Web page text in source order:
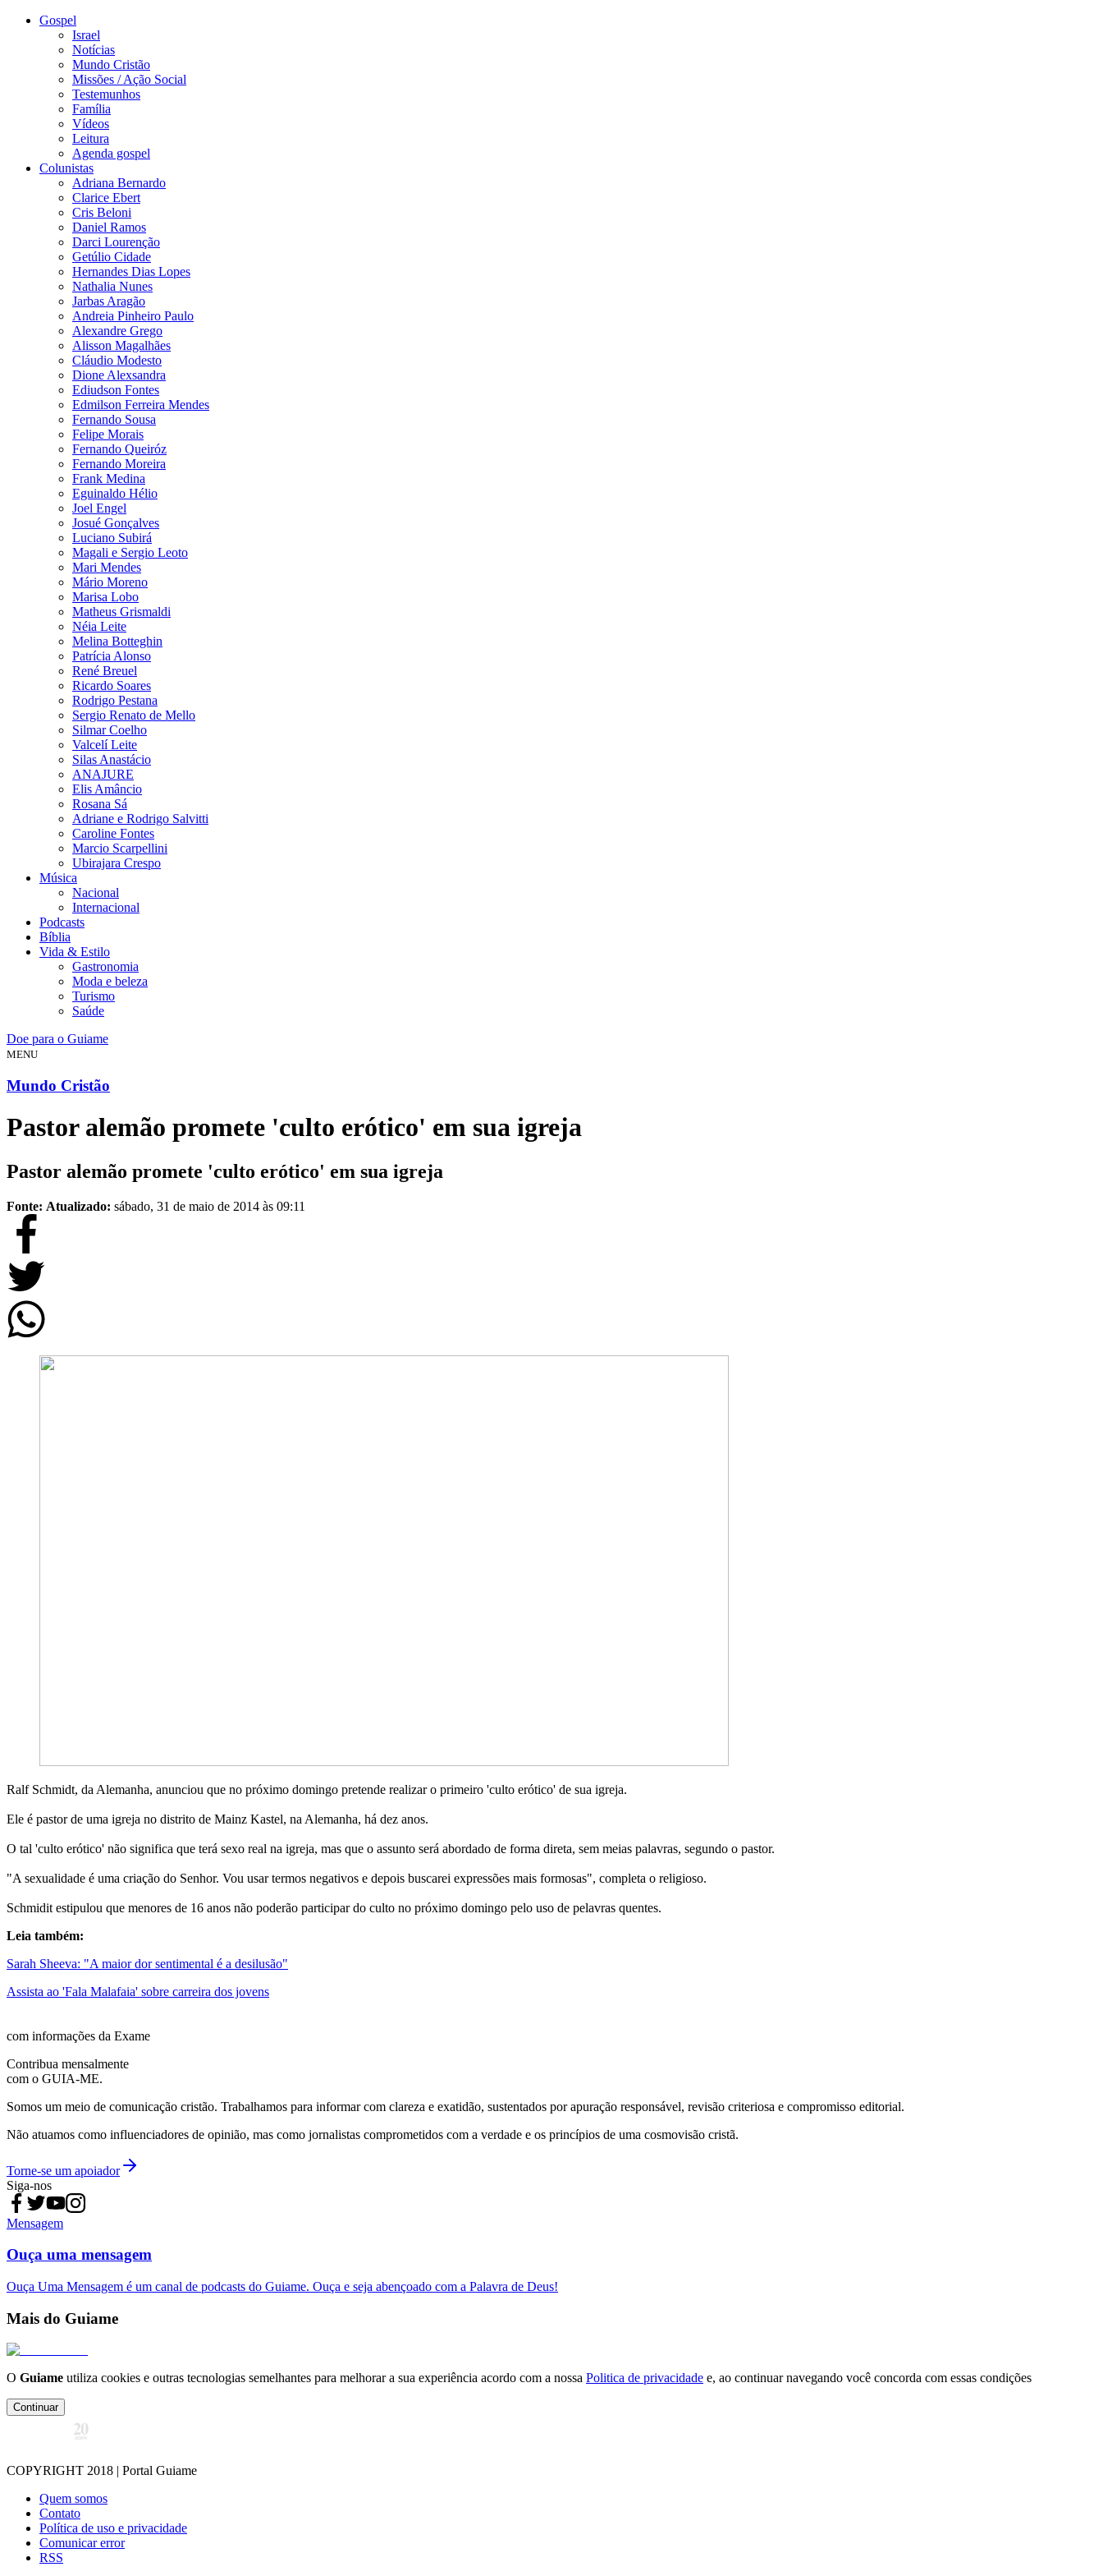
Gospel
Israel
Notícias
Mundo Cristão
Missões / Ação Social
Testemunhos
Família
Vídeos
Leitura
Agenda gospel
Colunistas
Adriana Bernardo
Clarice Ebert
Cris Beloni
Daniel Ramos
Darci Lourenção
Getúlio Cidade
Hernandes Dias Lopes
Nathalia Nunes
Jarbas Aragão
Andreia Pinheiro Paulo
Alexandre Grego
Alisson Magalhães
Cláudio Modesto
Dione Alexsandra
Ediudson Fontes
Edmilson Ferreira Mendes
Fernando Sousa
Felipe Morais
Fernando Queiróz
Fernando Moreira
Frank Medina
Eguinaldo Hélio
Joel Engel
Josué Gonçalves
Luciano Subirá
Magali e Sergio Leoto
Mari Mendes
Mário Moreno
Marisa Lobo
Matheus Grismaldi
Néia Leite
Melina Botteghin
Patrícia Alonso
René Breuel
Ricardo Soares
Rodrigo Pestana
Sergio Renato de Mello
Silmar Coelho
Valcelí Leite
Silas Anastácio
ANAJURE
Elis Amâncio
Rosana Sá
Adriane e Rodrigo Salvitti
Caroline Fontes
Marcio Scarpellini
Ubirajara Crespo
Música
Nacional
Internacional
Podcasts
Bíblia
Vida & Estilo
Gastronomia
Moda e beleza
Turismo
Saúde
Doe para o Guiame
MENU
Mundo Cristão
Pastor alemão promete 'culto erótico' em sua igreja
Pastor alemão promete 'culto erótico' em sua igreja
Fonte: Atualizado: sábado, 31 de maio de 2014 às 09:11
Ralf Schmidt, da Alemanha, anunciou que no próximo domingo pretende realizar o primeiro 'culto erótico' de sua igreja.
Ele é pastor de uma igreja no distrito de Mainz Kastel, na Alemanha, há dez anos.
O tal 'culto erótico' não significa que terá sexo real na igreja, mas que o assunto será abordado de forma direta, sem meias palavras, segundo o pastor.
"A sexualidade é uma criação do Senhor. Vou usar termos negativos e depois buscarei expressões mais formosas", completa o religioso.
Schmidit estipulou que menores de 16 anos não poderão participar do culto no próximo domingo pelo uso de pelavras quentes.
Leia também:
Sarah Sheeva: "A maior dor sentimental é a desilusão"
Assista ao 'Fala Malafaia' sobre carreira dos jovens
com informações da Exame
Contribua mensalmente
com o GUIA-ME.
Somos um meio de comunicação cristão. Trabalhamos para informar com clareza e exatidão, sustentados por apuração responsável, revisão criteriosa e compromisso editorial.
Não atuamos como influenciadores de opinião, mas como jornalistas comprometidos com a verdade e os princípios de uma cosmovisão cristã.
Torne-se um apoiador
Siga-nos
Mensagem
Ouça uma mensagem
Ouça Uma Mensagem é um canal de podcasts do Guiame. Ouça e seja abençoado com a Palavra de Deus!
Mais do Guiame
O Guiame utiliza cookies e outras tecnologias semelhantes para melhorar a sua experiência acordo com a nossa Politica de privacidade e, ao continuar navegando você concorda com essas condições
Continuar
COPYRIGHT 2018 | Portal Guiame
Quem somos
Contato
Política de uso e privacidade
Comunicar error
RSS